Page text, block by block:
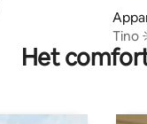
Tino
Free
Het